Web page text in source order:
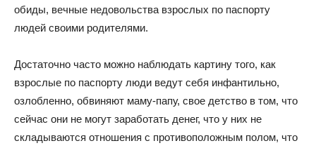
обиды, вечные недовольства взрослых по паспорту
людей своими родителями.
Достаточно часто можно наблюдать картину того, как
взрослые по паспорту люди ведут себя инфантильно,
озлобленно, обвиняют маму-папу, свое детство в том, что
сейчас они не могут заработать денег, что у них не
складываются отношения с противоположным полом, что